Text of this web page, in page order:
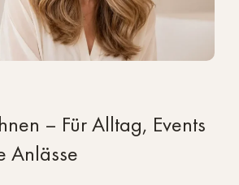
– Für Alltag, Events
Anlässe